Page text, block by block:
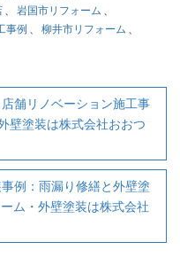
、 岩国市リフォーム 、
事例 、 柳井市リフォーム 、
舗リノベーション施工事
壁塗装は株式会社おおつ
例：雨漏り修繕と外壁塗
ム・外壁塗装は株式会社